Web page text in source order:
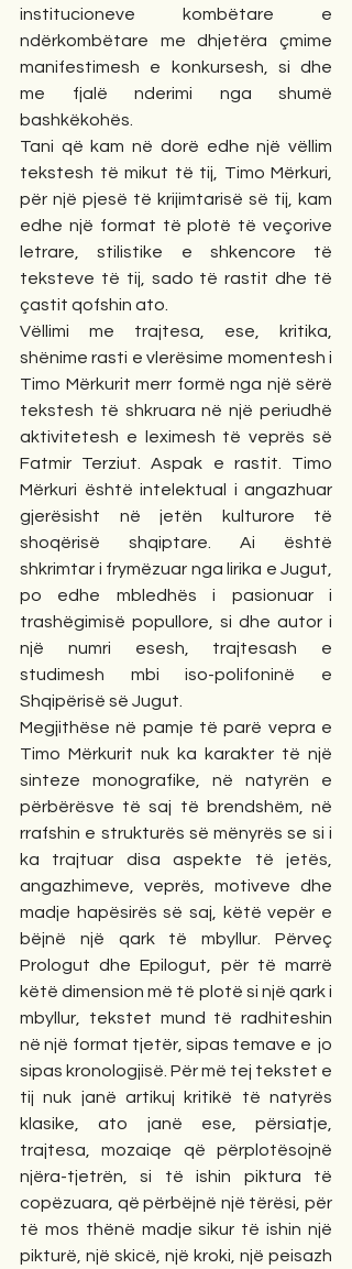
institucioneve kombëtare e
ndërkombëtare me dhjetëra çmime
manifestimesh e konkursesh, si dhe
me fjalë nderimi nga shumë
bashkëkohës.
Tani që kam në dorë edhe një vëllim
tekstesh të mikut të tij, Timo Mërkuri,
për një pjesë të krijimtarisë së tij, kam
edhe një format të plotë të veçorive
letrare, stilistike e shkencore të
teksteve të tij, sado të rastit dhe të
çastit qofshin ato.
Vëllimi me trajtesa, ese, kritika,
shënime rasti e vlerësime momentesh i
Timo Mërkurit merr formë nga një sërë
tekstesh të shkruara në një periudhë
aktivitetesh e leximesh të veprës së
Fatmir Terziut. Aspak e rastit. Timo
Mërkuri është intelektual i angazhuar
gjerësisht në jetën kulturore të
shoqërisë shqiptare. Ai është
shkrimtar i frymëzuar nga lirika e Jugut,
po edhe mbledhës i pasionuar i
trashëgimisë popullore, si dhe autor i
një numri esesh, trajtesash e
studimesh mbi iso-polifoninë e
Shqipërisë së Jugut.
Megjithëse në pamje të parë vepra e
Timo Mërkurit nuk ka karakter të një
sinteze monografike, në natyrën e
përbërësve të saj të brendshëm, në
rrafshin e strukturës së mënyrës se si i
ka trajtuar disa aspekte të jetës,
angazhimeve, veprës, motiveve dhe
madje hapësirës së saj, këtë vepër e
bëjnë një qark të mbyllur. Përveç
Prologut dhe Epilogut, për të marrë
këtë dimension më të plotë si një qark i
mbyllur, tekstet mund të radhiteshin
në një format tjetër, sipas temave e  jo
sipas kronologjisë. Për më tej tekstet e
tij nuk janë artikuj kritikë të natyrës
klasike, ato janë ese, përsiatje,
trajtesa, mozaiqe që përplotësojnë
njëra-tjetrën, si të ishin piktura të
copëzuara, që përbëjnë një tërësi, për
të mos thënë madje sikur të ishin një
pikturë, një skicë, një kroki, një peisazh